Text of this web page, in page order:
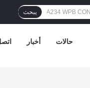
يبحث
أخبار حالات